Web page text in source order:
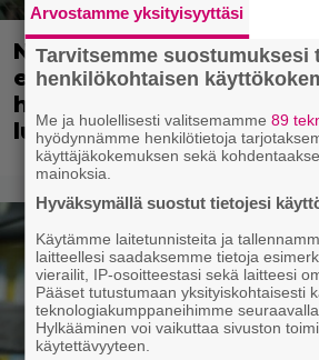
Nyt suoratoistona: 3
ei ylitä edeltäjiään
häpeä niiden seurassa –
luvassa
Arvostamme yksityisyyttäsi
Tarvitsemme suostumuksesi
henkilökohtaisen
Me ja huolellisesti valitsemamme89
hyödynnämme henkilötietoja
käyttäjäkokemuksen sekä
mainoksia.
Hyväksymällä suostut tietojesi
Käytämme laitetunnisteita ja
laitteellesi saadaksemme tietoja
vierailit, IP-osoitteestasi sekä laitteesi
Pääset tutustumaan yksityiskohtaisesti
teknologiakumppaneihimme seuraavalla
Hylkääminen voi vaikuttaa sivuston
käytettävyyteen.